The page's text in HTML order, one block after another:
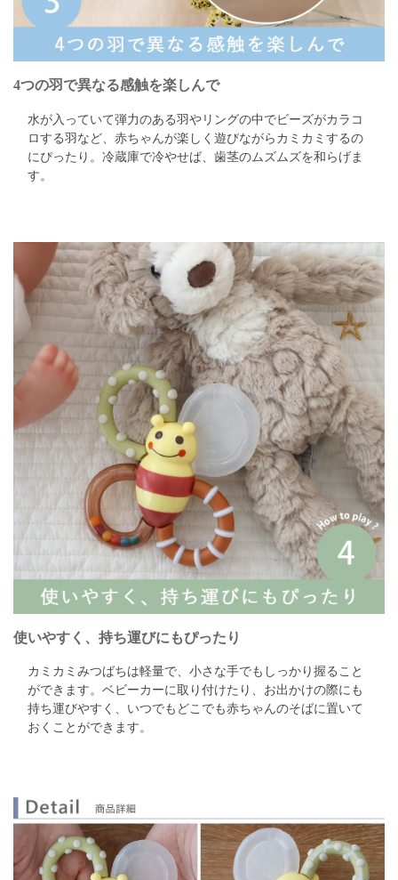
4つの羽で異なる感触を楽しんで
水が入っていて弾力のある羽やリングの中でビーズがカラコ
ロする羽など、 赤ちゃんが楽しく遊びながらカミカミするの
にぴったり。 冷蔵庫で冷やせば、歯茎のムズムズを和らげま
す。
使いやすく、持ち運びにもぴったり
カミカミみつばちは軽量で、小さな手でもしっかり握ること
ができます。 ベビーカーに取り付けたり、お出かけの際にも
持ち運びやすく、 いつでもどこでも赤ちゃんのそばに置いて
おくことができます。